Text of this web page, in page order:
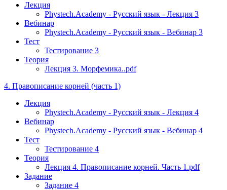
Лекция
Phystech.Academy - Русский язык - Лекция 3
Вебинар
Phystech.Academy - Русский язык - Вебинар 3
Тест
Тестирование 3
Теория
Лекция 3. Морфемика..pdf
4. Правописание корней (часть 1)
Лекция
Phystech.Academy - Русский язык - Лекция 4
Вебинар
Phystech.Academy - Русский язык - Вебинар 4
Тест
Тестирование 4
Теория
Лекция 4. Правописание корней. Часть 1.pdf
Задание
Задание 4